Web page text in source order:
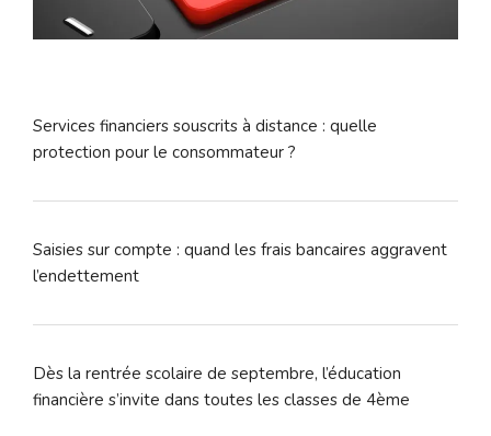
Services financiers souscrits à distance : quelle
protection pour le consommateur ?
Saisies sur compte : quand les frais bancaires aggravent
l’endettement
Dès la rentrée scolaire de septembre, l’éducation
financière s’invite dans toutes les classes de 4ème